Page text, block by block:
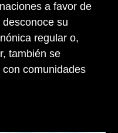
a favor de
su
regular o,
también se
comunidades